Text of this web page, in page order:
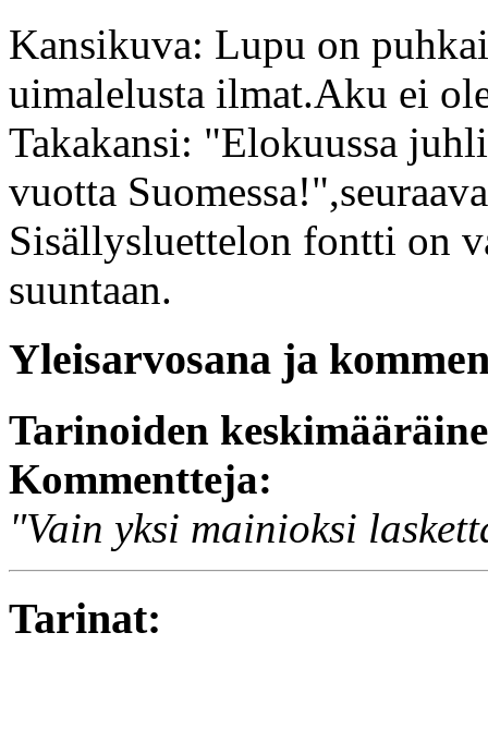
Kansikuva: Lupu on
uimalelusta ilmat.Aku ei
Takakansi: "Elokuussa
vuotta
Sisällysluettelon fontti on
suuntaan.
Yleisarvosana ja
Tarinoiden
Kommentteja:
"Vain yksi mainioksi
Tarinat: